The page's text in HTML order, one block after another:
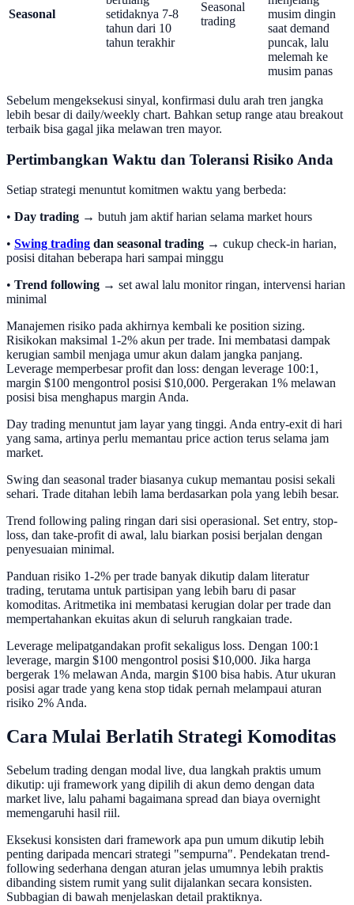
Seasonal
setidaknya 7-8
tahun dari 10
tahun terakhir
Seasonal
trading
musim dingin
saat demand
puncak, lalu
melemah ke
musim panas
Sebelum mengeksekusi sinyal, konfirmasi dulu arah tren jangka
lebih besar di daily/weekly chart. Bahkan setup range atau breakout
terbaik bisa gagal jika melawan tren mayor.
Pertimbangkan Waktu dan Toleransi Risiko Anda
Setiap strategi menuntut komitmen waktu yang berbeda:
• Day trading → butuh jam aktif harian selama market hours
• Swing trading dan seasonal trading → cukup check-in harian,
posisi ditahan beberapa hari sampai minggu
• Trend following → set awal lalu monitor ringan, intervensi harian
minimal
Manajemen risiko pada akhirnya kembali ke position sizing.
Risikokan maksimal 1-2% akun per trade. Ini membatasi dampak
kerugian sambil menjaga umur akun dalam jangka panjang.
Leverage memperbesar profit dan loss: dengan leverage 100:1,
margin $100 mengontrol posisi $10,000. Pergerakan 1% melawan
posisi bisa menghapus margin Anda.
Day trading menuntut jam layar yang tinggi. Anda entry-exit di hari
yang sama, artinya perlu memantau price action terus selama jam
market.
Swing dan seasonal trader biasanya cukup memantau posisi sekali
sehari. Trade ditahan lebih lama berdasarkan pola yang lebih besar.
Trend following paling ringan dari sisi operasional. Set entry, stop-
loss, dan take-profit di awal, lalu biarkan posisi berjalan dengan
penyesuaian minimal.
Panduan risiko 1-2% per trade banyak dikutip dalam literatur
trading, terutama untuk partisipan yang lebih baru di pasar
komoditas. Aritmetika ini membatasi kerugian dolar per trade dan
mempertahankan ekuitas akun di seluruh rangkaian trade.
Leverage melipatgandakan profit sekaligus loss. Dengan 100:1
leverage, margin $100 mengontrol posisi $10,000. Jika harga
bergerak 1% melawan Anda, margin $100 bisa habis. Atur ukuran
posisi agar trade yang kena stop tidak pernah melampaui aturan
risiko 2% Anda.
Cara Mulai Berlatih Strategi Komoditas
Sebelum trading dengan modal live, dua langkah praktis umum
dikutip: uji framework yang dipilih di akun demo dengan data
market live, lalu pahami bagaimana spread dan biaya overnight
memengaruhi hasil riil.
Eksekusi konsisten dari framework apa pun umum dikutip lebih
penting daripada mencari strategi "sempurna". Pendekatan trend-
following sederhana dengan aturan jelas umumnya lebih praktis
dibanding sistem rumit yang sulit dijalankan secara konsisten.
Subbagian di bawah menjelaskan detail praktiknya.